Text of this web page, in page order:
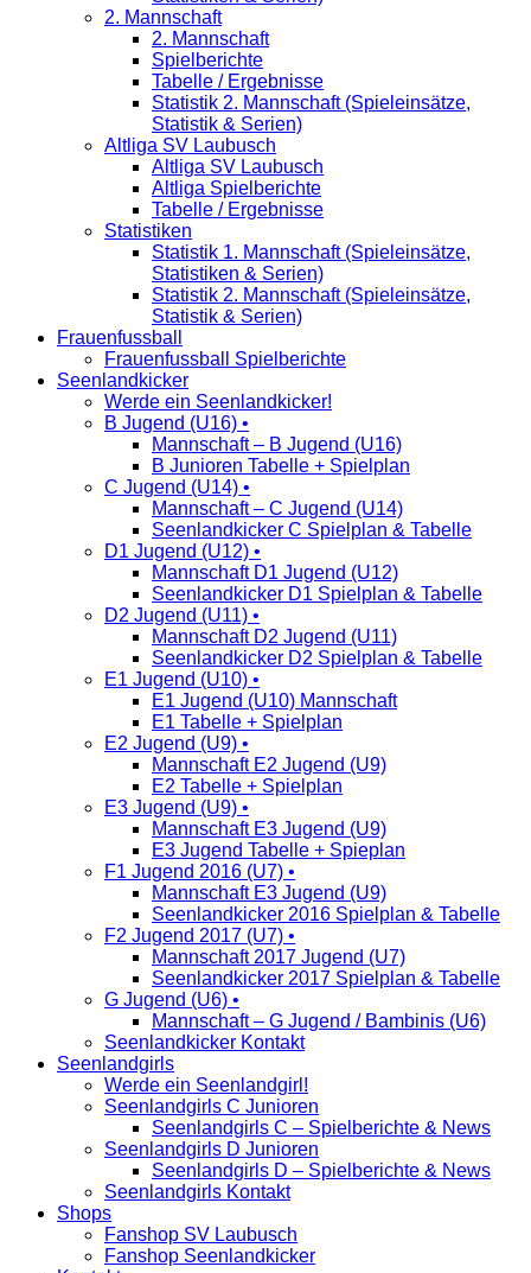
2. Mannschaft
2. Mannschaft
Spielberichte
Tabelle / Ergebnisse
Statistik 2. Mannschaft (Spieleinsätze,
Statistik & Serien)
Altliga SV Laubusch
Altliga SV Laubusch
Altliga Spielberichte
Tabelle / Ergebnisse
Statistiken
Statistik 1. Mannschaft (Spieleinsätze,
Statistiken & Serien)
Statistik 2. Mannschaft (Spieleinsätze,
Statistik & Serien)
Frauenfussball
Frauenfussball Spielberichte
Seenlandkicker
Werde ein Seenlandkicker!
B Jugend (U16) •
Mannschaft – B Jugend (U16)
B Junioren Tabelle + Spielplan
C Jugend (U14) •
Mannschaft – C Jugend (U14)
Seenlandkicker C Spielplan & Tabelle
D1 Jugend (U12) •
Mannschaft D1 Jugend (U12)
Seenlandkicker D1 Spielplan & Tabelle
D2 Jugend (U11) •
Mannschaft D2 Jugend (U11)
Seenlandkicker D2 Spielplan & Tabelle
E1 Jugend (U10) •
E1 Jugend (U10) Mannschaft
E1 Tabelle + Spielplan
E2 Jugend (U9) •
Mannschaft E2 Jugend (U9)
E2 Tabelle + Spielplan
E3 Jugend (U9) •
Mannschaft E3 Jugend (U9)
E3 Jugend Tabelle + Spieplan
F1 Jugend 2016 (U7) •
Mannschaft E3 Jugend (U9)
Seenlandkicker 2016 Spielplan & Tabelle
F2 Jugend 2017 (U7) •
Mannschaft 2017 Jugend (U7)
Seenlandkicker 2017 Spielplan & Tabelle
G Jugend (U6) •
Mannschaft – G Jugend / Bambinis (U6)
Seenlandkicker Kontakt
Seenlandgirls
Werde ein Seenlandgirl!
Seenlandgirls C Junioren
Seenlandgirls C – Spielberichte & News
Seenlandgirls D Junioren
Seenlandgirls D – Spielberichte & News
Seenlandgirls Kontakt
Shops
Fanshop SV Laubusch
Fanshop Seenlandkicker